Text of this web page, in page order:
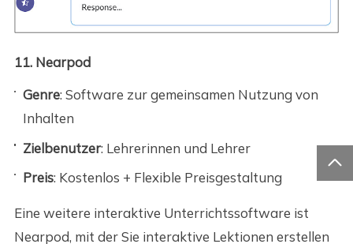
11. Nearpod
Genre: Software zur gemeinsamen Nutzung von
Inhalten
Zielbenutzer: Lehrerinnen und Lehrer
Preis: Kostenlos + Flexible Preisgestaltung
Eine weitere interaktive Unterrichtssoftware ist
Nearpod, mit der Sie interaktive Lektionen erstellen
